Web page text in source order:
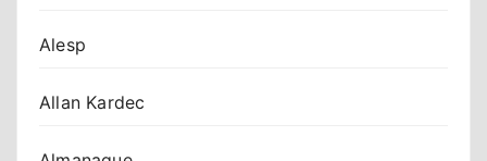
Alesp
Allan Kardec